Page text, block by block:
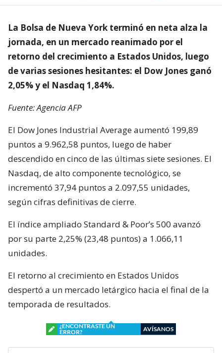
La Bolsa de Nueva York terminó en neta alza la
jornada, en un mercado reanimado por el
retorno del crecimiento a Estados Unidos, luego
de varias sesiones hesitantes: el Dow Jones ganó
2,05% y el Nasdaq 1,84%.
Fuente: Agencia AFP
El Dow Jones Industrial Average aumentó 199,89
puntos a 9.962,58 puntos, luego de haber
descendido en cinco de las últimas siete sesiones. El
Nasdaq, de alto componente tecnológico, se
incrementó 37,94 puntos a 2.097,55 unidades,
según cifras definitivas de cierre.
El índice ampliado Standard & Poor’s 500 avanzó
por su parte 2,25% (23,48 puntos) a 1.066,11
unidades.
El retorno al crecimiento en Estados Unidos
despertó a un mercado letárgico hacia el final de la
temporada de resultados.
¿ENCONTRASTE UN
ERROR?
AVÍSANOS